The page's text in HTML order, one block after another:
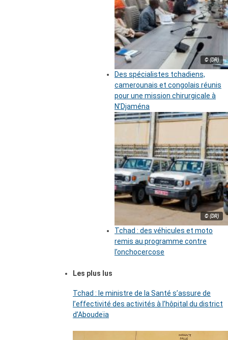
© (DR)
Des spécialistes tchadiens,
camerounais et congolais réunis
pour une mission chirurgicale à
N’Djaména
© (DR)
Tchad : des véhicules et moto
remis au programme contre
l’onchocercose
Les plus lus
Tchad : le ministre de la Santé s’assure de
l’effectivité des activités à l’hôpital du district
d’Aboudeïa